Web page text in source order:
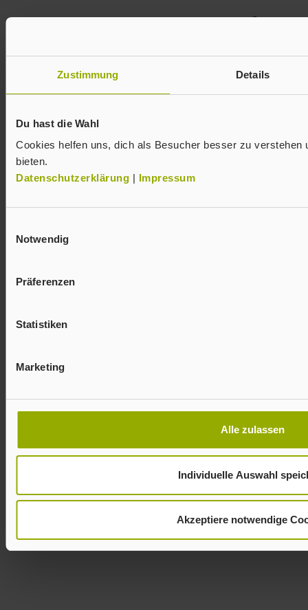
Zustimmung Details
Du hast die Wahl
Cookies helfen uns, dich als Besucher besser zu verstehen
bieten.
Datenschutzerklärung | Impressum
Notwendig
Präferenzen
Statistiken
Marketing
Alle zulassen
Individuelle Auswahl
Akzeptiere notwendige